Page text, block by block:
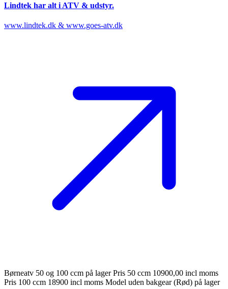
Lindtek har alt i ATV & udstyr.
www.lindtek.dk & www.goes-atv.dk
Børneatv 50 og 100 ccm på lager Pris 50 ccm 10900,00 incl moms
Pris 100 ccm 18900 incl moms Model uden bakgear (Rød) på lager